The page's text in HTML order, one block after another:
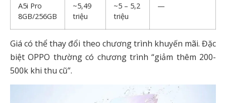
A5i Pro
8GB/256GB
~5,49
triệu
~5 – 5,2
triệu
—
Giá có thể thay đổi theo chương trình khuyến mãi. Đặc
biệt OPPO thường có chương trình “giảm thêm 200-
500k khi thu cũ”.